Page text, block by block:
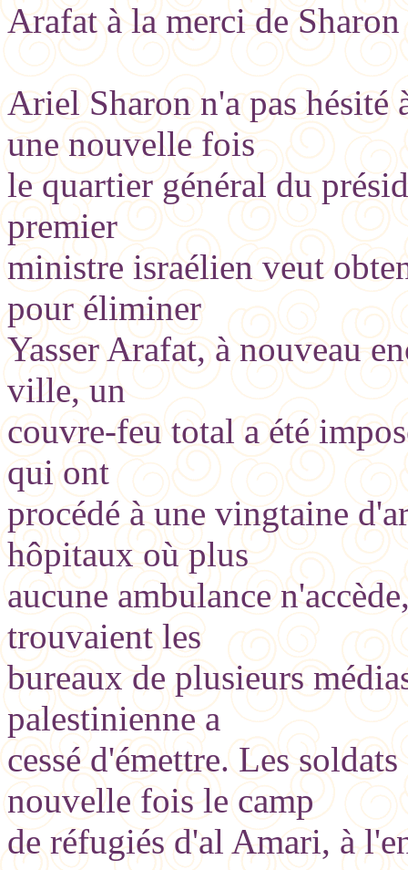
Arafat à la merci de
Ariel Sharon n'a pas hésité
une nouvelle fois
le quartier général du
premier
ministre israélien veut
pour éliminer
Yasser Arafat, à nouveau
ville, un
couvre-feu total a été
qui ont
procédé à une vingtaine
hôpitaux où plus
aucune ambulance
trouvaient les
bureaux de plusieurs
palestinienne a
cessé d'émettre. Les
nouvelle fois le camp
de réfugiés d'al Amari, à